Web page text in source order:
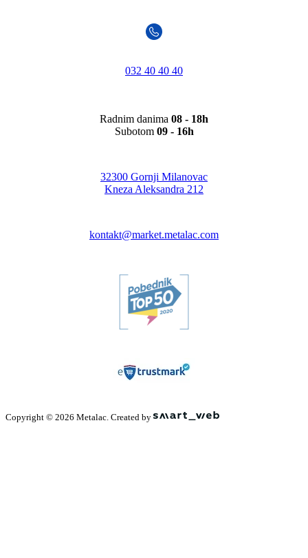
032 40 40 40
Radnim danima 08 - 18h
Subotom 09 - 16h
32300 Gornji Milanovac
Kneza Aleksandra 212
kontakt@market.metalac.com
Copyright © 2026 Metalac. Created by